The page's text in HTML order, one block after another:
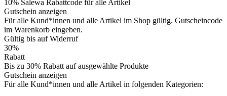
10% Salewa Rabattcode für alle Artikel
Gutschein anzeigen
Für alle Kund*innen und alle Artikel im Shop gültig. Gutscheincode
im Warenkorb eingeben.
Gültig bis auf Widerruf
30%
Rabatt
Bis zu 30% Rabatt auf ausgewählte Produkte
Gutschein anzeigen
Für alle Kund*innen und alle Artikel in folgenden Kategorien: